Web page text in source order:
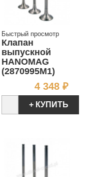
Быстрый просмотр
Клапан
выпускной
HANOMAG
(2870995M1)
4 348 ₽
+ КУПИТЬ